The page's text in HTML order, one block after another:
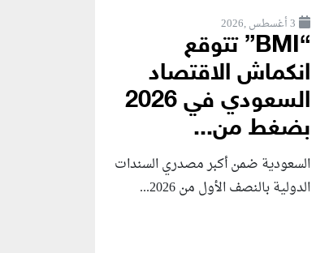
3 أغسطس ,2026
“BMI” تتوقع
انكماش الاقتصاد
السعودي في 2026
بضغط من...
السعودية ضمن أكبر مصدري السندات
الدولية بالنصف الأول من 2026...